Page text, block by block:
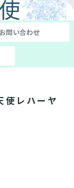
お問い合わせ
レハーヤ